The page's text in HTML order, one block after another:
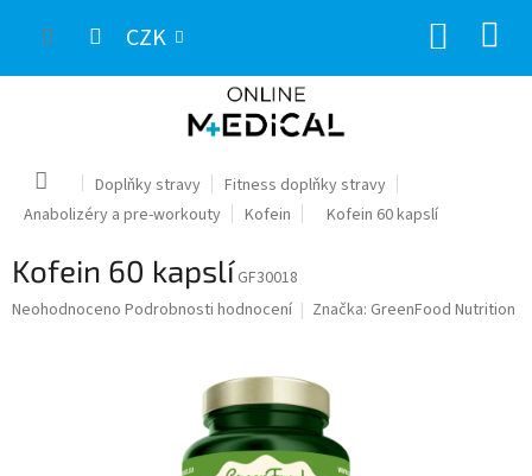
CZK
Domů Doplňky stravy
Fitness doplňky stravy
Anabolizéry a pre-workouty
Kofein Kofein 60 kapslí
Kofein 60 kapslí GF30018
Průměrné
Neohodnoceno Podrobnosti hodnocení Značka: GreenFood Nutrition